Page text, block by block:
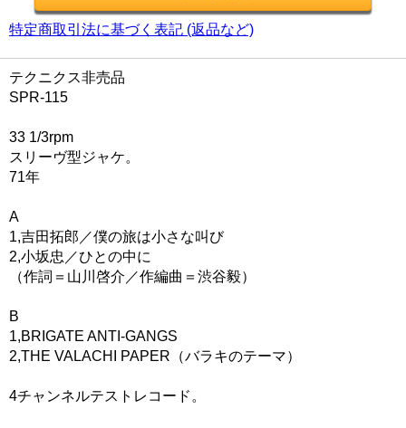
特定商取引法に基づく表記 (返品など)
テクニクス非売品
SPR-115
33 1/3rpm
スリーヴ型ジャケ。
71年
A
1,吉田拓郎／僕の旅は小さな叫び
2,小坂忠／ひとの中に
（作詞＝山川啓介／作編曲＝渋谷毅）
B
1,BRIGATE ANTI-GANGS
2,THE VALACHI PAPER（バラキのテーマ）
4チャンネルテストレコード。